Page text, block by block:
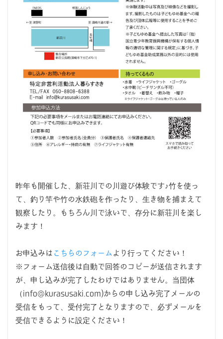
昨年も開催した、新荘川での川遊び体験です♪竹を使っ
て、釣り竿や竹の水鉄砲を作ったり、生き物を捕まえて
観察したり。もちろん川で泳いで、存分に新荘川を楽し
みます！
お申込みは こちらのフォーム より行ってください！
※フォーム送信後は自動で回答のコピーが送信されます
が、申し込みが完了したわけではありません。当団体
（info@kurasusaki.com)からの申し込み完了メールの
受信をもって、受付完了となりますので、必ずメールを
受信できるように設定ください！